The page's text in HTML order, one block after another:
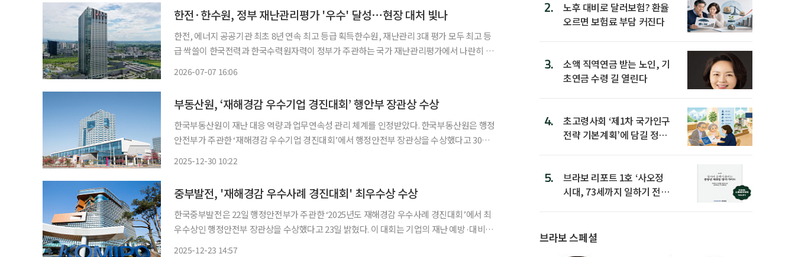
한전·한수원, 정부 재난관리평가 '우수' 달성⋯현장 대처 빛나
한전, 에너지 공공기관 최초 8년 연속 최고 등급 획득한수원, 재난관리 3대 평가 모두 최고 등
급 싹쓸이 한국전력과 한국수력원자력이 정부가 주관하는 국가 재난관리평가에서 나란히 최
2026-07-07 16:06
부동산원, ‘재해경감 우수기업 경진대회’ 행안부 장관상 수상
한국부동산원이 재난 대응 역량과 업무연속성 관리 체계를 인정받았다. 한국부동산원은 행정
안전부가 주관한 ‘재해경감 우수기업 경진대회’에서 행정안전부 장관상을 수상했다고 30일
2025-12-30 10:22
중부발전, '재해경감 우수사례 경진대회' 최우수상 수상
한국중부발전은 22일 행정안전부가 주관한 ‘2025년도 재해경감 우수사례 경진대회’에서 최
우수상인 행정안전부 장관상을 수상했다고 23일 밝혔다. 이 대회는 기업의 재난 예방·대비·
2025-12-23 14:57
2.
노후 대비로 달러보험? 환율
오르면 보험료 부담 커진다
3.
소액 직역연금 받는 노인, 기
초연금 수령 길 열린다
4.
초고령사회 ‘제1차 국가인구
전략 기본계획’에 담길 정책
5.
브라보 리포트 1호 ‘사오정
시대, 73세까지 일하기 전략’
브라보 스페셜